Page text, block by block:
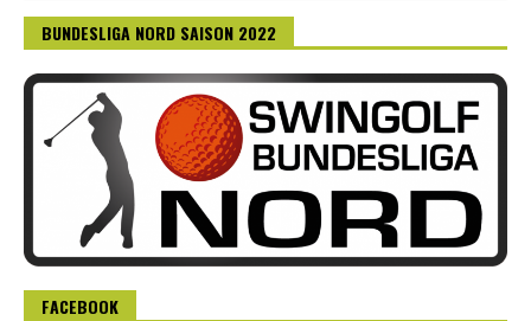
BUNDESLIGA NORD SAISON 2022
FACEBOOK